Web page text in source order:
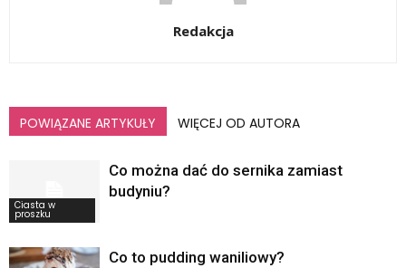
Redakcja
POWIĄZANE ARTYKUŁY WIĘCEJ OD AUTORA
Ciasta w
proszku
Co można dać do sernika zamiast
budyniu?
Co to pudding waniliowy?